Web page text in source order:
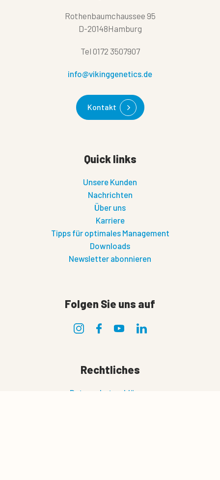
Rothenbaumchaussee 95
D-20148Hamburg
Tel 0172 3507907
info@vikinggenetics.de
Kontakt
Quick links
Unsere Kunden
Nachrichten
Über uns
Karriere
Tipps für optimales Management
Downloads
Newsletter abonnieren
Folgen Sie uns auf
Rechtliches
Datenschutzerklärung